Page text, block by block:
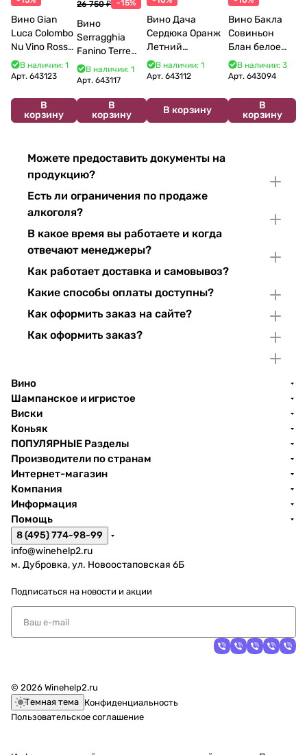
Вино Gian
Luca Colombo
Nu Vino Rosso
2025 750 мл
В наличии: 1
Арт. 643123
В
корзину
26 750 ₽ -15%
Вино
Serragghia
Fanino Terre
Siciliane IGP
2022 750 мл
В наличии: 1
Арт.643117
В
корзину
Вино Дача
Сердюка Оранж
Летний
Сибирьковый
2024 750 мл
В наличии: 1
Арт. 643112
В корзину
Вино Бакла
Совиньон
Блан белое
сухое 750 мл
12%
В наличии: 3
Арт.643094
В
корзину
Можете предоставить документы на
продукцию?
Есть ли ограничения по продаже
алкоголя?
В какое время вы работаете и когда
отвечают менеджеры?
Как работает доставка и самовывоз?
Какие способы оплаты доступны?
Как оформить заказ на сайте?
Как оформить заказ?
Вино
Шампанское и игристое
Виски
Коньяк
ПОПУЛЯРНЫЕ Разделы
Производители по странам
Интернет-магазин
Компания
Информация
Помощь
8 (495) 774-98-99
info@winehelp2.ru
м. Дубровка, ул. Новоостаповская 6Б
Подписаться на новости и акции
© 2026 Winehelp2.ru
Темная тема Конфиденциальность
Пользовательское соглашение